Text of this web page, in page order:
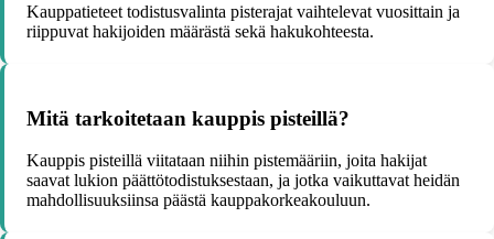
Kauppatieteet todistusvalinta pisterajat vaihtelevat vuosittain ja
riippuvat hakijoiden määrästä sekä hakukohteesta.
Mitä tarkoitetaan kauppis pisteillä?
Kauppis pisteillä viitataan niihin pistemääriin, joita hakijat
saavat lukion päättötodistuksestaan, ja jotka vaikuttavat heidän
mahdollisuuksiinsa päästä kauppakorkeakouluun.